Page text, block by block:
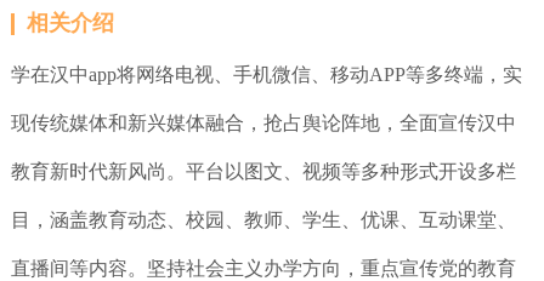
相关介绍
学在汉中app将网络电视、手机微信、移动APP等多终端，实
现传统媒体和新兴媒体融合，抢占舆论阵地，全面宣传汉中
教育新时代新风尚。平台以图文、视频等多种形式开设多栏
目，涵盖教育动态、校园、教师、学生、优课、互动课堂、
直播间等内容。坚持社会主义办学方向，重点宣传党的教育